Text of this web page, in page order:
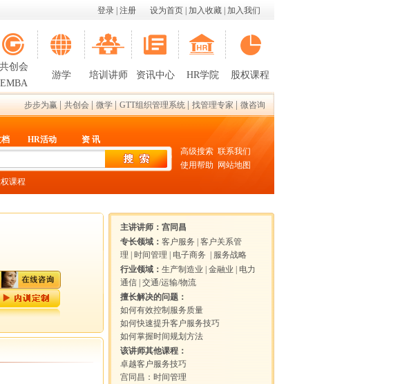
设为首页 加入收藏 加入我们
登录 注册
共创会
EMBA
游学 培训讲师 资讯中心 HR学院 股权课程
步步为赢 共创会 微学 GTT组织管理系统 找管理专家 微咨询
HR活动 资 讯
课程
高级搜索 联系我们
使用帮助
网站地图
主讲讲师： 宫同昌
专长领域： 客户服务
客户关系管
理
时间管理 电子商务
服务战略
行业领域： 生产制造业 金融业
电力
通信 交通/运输/物流
擅长解决的问题：
如何有效控制服务质量
如何快速提升客户服务技巧
如何掌握时间规划方法
该讲师其他课程：
卓越客户服务技巧
宫同昌：时间管理